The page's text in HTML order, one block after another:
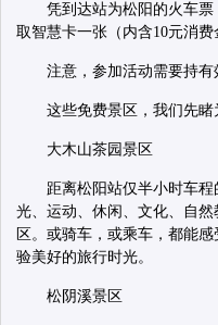
凭到达站为松阳的火车
取智慧卡一张（内含10元消费
注意，参加活动需要持有
这些免费景区，我们先睹
大木山茶园景区
距离松阳站仅半小时车
光、运动、休闲、文化、自
区。或骑车，或乘车，都能
验美好的旅行时光。
松阴溪景区